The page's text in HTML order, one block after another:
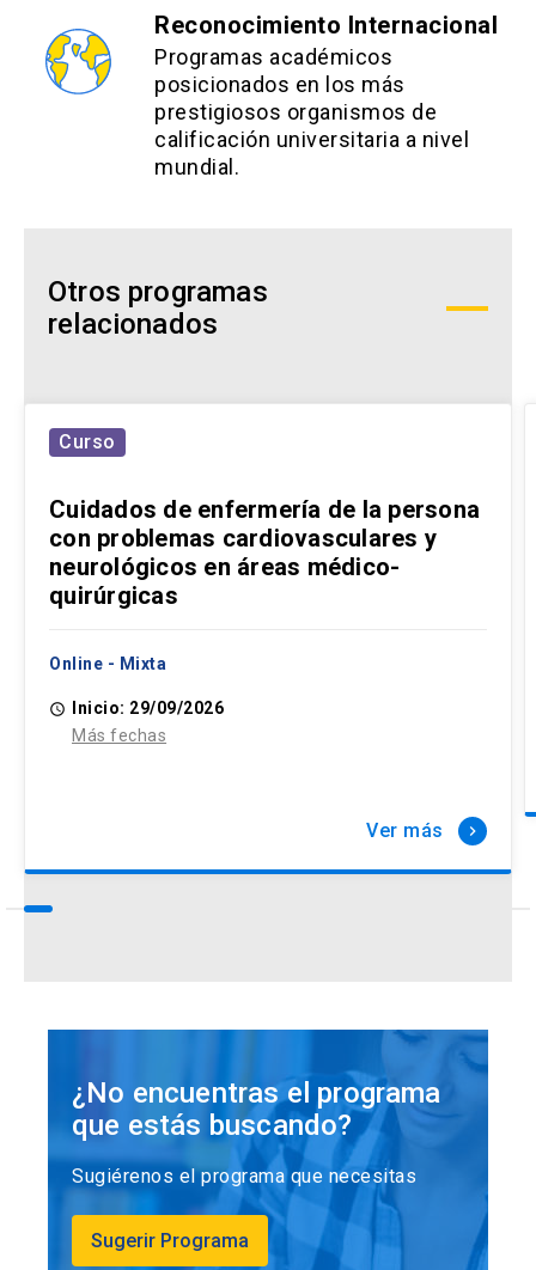
Reconocimiento Internacional
Programas académicos
posicionados en los más
prestigiosos organismos de
calificación universitaria a nivel
mundial.
Otros programas
relacionados
Curso
Cuidados de enfermería de la persona
con problemas cardiovasculares y
neurológicos en áreas médico-
quirúrgicas
Online - Mixta
access_time
Inicio: 29/09/2026
Más fechas
Ver más keyboard_arrow_right
¿No encuentras el programa
que estás buscando?
Sugiérenos el programa que necesitas
Sugerir Programa